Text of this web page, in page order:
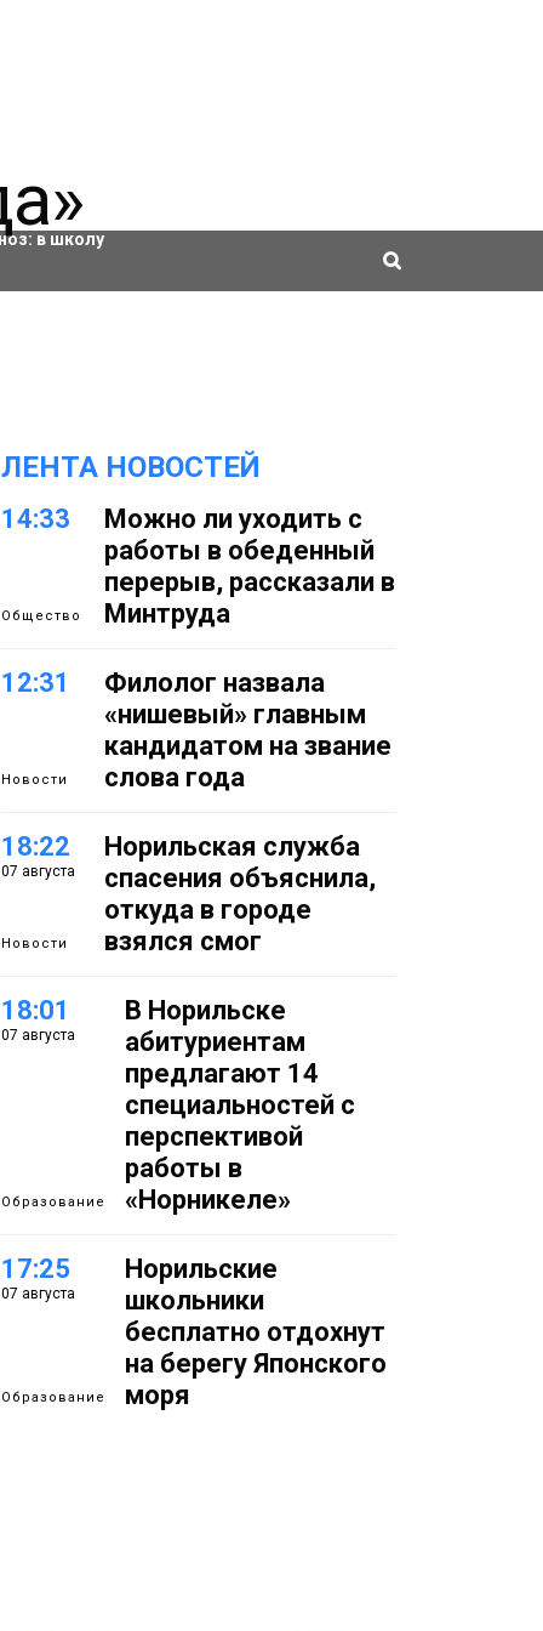
в школу
ЛЕНТА НОВОСТЕЙ
14:33
Общество
Можно ли уходить с
работы в обеденный
перерыв, рассказали в
Минтруда
12:31
Новости
Филолог назвала
«нишевый» главным
кандидатом на звание
слова года
18:22
07 августа
Новости
Норильская служба
спасения объяснила,
откуда в городе
взялся смог
18:01
07 августа
Образование
В Норильске
абитуриентам
предлагают 14
специальностей с
перспективой
работы в
«Норникеле»
17:25
07 августа
Образование
Норильские
школьники
бесплатно отдохнут
на берегу Японского
моря